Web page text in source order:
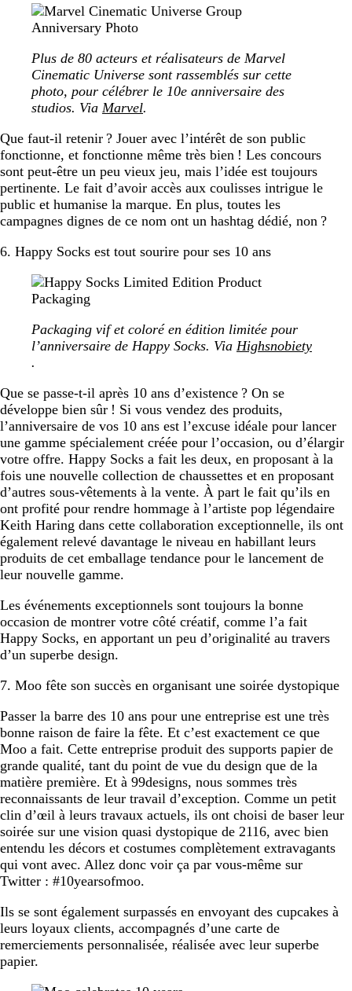
Plus de 80 acteurs et réalisateurs de Marvel
Cinematic Universe sont rassemblés sur cette
photo, pour célébrer le 10e anniversaire des
studios. Via Marvel.
Que faut-il retenir ? Jouer avec l’intérêt de son public
fonctionne, et fonctionne même très bien ! Les concours
sont peut-être un peu vieux jeu, mais l’idée est toujours
pertinente. Le fait d’avoir accès aux coulisses intrigue le
public et humanise la marque. En plus, toutes les
campagnes dignes de ce nom ont un hashtag dédié, non ?
6. Happy Socks est tout sourire pour ses 10 ans
Packaging vif et coloré en édition limitée pour
l’anniversaire de Happy Socks. Via Highsnobiety
.
Que se passe-t-il après 10 ans d’existence ? On se
développe bien sûr ! Si vous vendez des produits,
l’anniversaire de vos 10 ans est l’excuse idéale pour lancer
une gamme spécialement créée pour l’occasion, ou d’élargir
votre offre. Happy Socks a fait les deux, en proposant à la
fois une nouvelle collection de chaussettes et en proposant
d’autres sous-vêtements à la vente. À part le fait qu’ils en
ont profité pour rendre hommage à l’artiste pop légendaire
Keith Haring dans cette collaboration exceptionnelle, ils ont
également relevé davantage le niveau en habillant leurs
produits de cet emballage tendance pour le lancement de
leur nouvelle gamme.
Les événements exceptionnels sont toujours la bonne
occasion de montrer votre côté créatif, comme l’a fait
Happy Socks, en apportant un peu d’originalité au travers
d’un superbe design.
7. Moo fête son succès en organisant une soirée dystopique
Passer la barre des 10 ans pour une entreprise est une très
bonne raison de faire la fête. Et c’est exactement ce que
Moo a fait. Cette entreprise produit des supports papier de
grande qualité, tant du point de vue du design que de la
matière première. Et à 99designs, nous sommes très
reconnaissants de leur travail d’exception. Comme un petit
clin d’œil à leurs travaux actuels, ils ont choisi de baser leur
soirée sur une vision quasi dystopique de 2116, avec bien
entendu les décors et costumes complètement extravagants
qui vont avec. Allez donc voir ça par vous-même sur
Twitter : #10yearsofmoo.
Ils se sont également surpassés en envoyant des cupcakes à
leurs loyaux clients, accompagnés d’une carte de
remerciements personnalisée, réalisée avec leur superbe
papier.